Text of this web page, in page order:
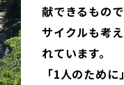
献できるもの
サイクルも考
れています。
「1人のため